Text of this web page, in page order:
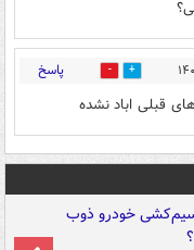
1 پاسخ
قبلی اباد نشده